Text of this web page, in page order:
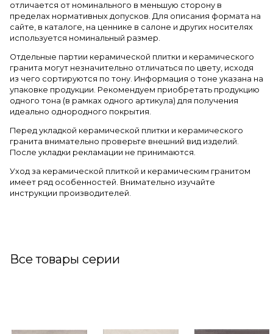
отличается от номинального в меньшую сторону в
пределах нормативных допусков. Для описания формата на
сайте, в каталоге, на ценнике в салоне и других носителях
используется номинальный размер.
Отдельные партии керамической плитки и керамического
гранита могут незначительно отличаться по цвету, исходя
из чего сортируются по тону. Информация о тоне указана на
упаковке продукции. Рекомендуем приобретать продукцию
одного тона (в рамках одного артикула) для получения
идеально однородного покрытия.
Перед укладкой керамической плитки и керамического
гранита внимательно проверьте внешний вид изделий.
После укладки рекламации не принимаются.
Уход за керамической плиткой и керамическим гранитом
имеет ряд особенностей. Внимательно изучайте
инструкции производителей.
Все товары серии